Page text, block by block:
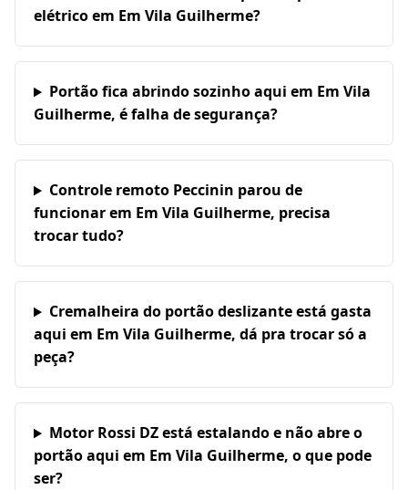
elétrico em Em Vila Guilherme?
Portão fica abrindo sozinho aqui em Em Vila
Guilherme, é falha de segurança?
Controle remoto Peccinin parou de
funcionar em Em Vila Guilherme, precisa
trocar tudo?
Cremalheira do portão deslizante está gasta
aqui em Em Vila Guilherme, dá pra trocar só a
peça?
Motor Rossi DZ está estalando e não abre o
portão aqui em Em Vila Guilherme, o que pode
ser?